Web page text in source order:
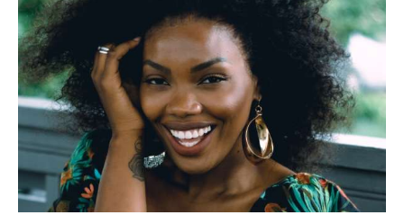
Rapport 2020
Rapport 2021
L’Annuaire
Nos services
Shop